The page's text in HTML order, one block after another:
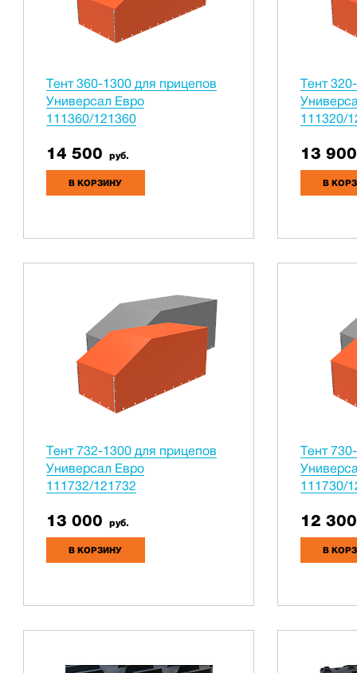
Тент 360-1300 для прицепов
Универсал Евро
111360/121360
14 500 руб.
В КОРЗИНУ
Тент
111320/
13 900
В
Тент 732-1300 для прицепов
Универсал Евро
111732/121732
13 000 руб.
В КОРЗИНУ
Тент
111730/
12 300
В